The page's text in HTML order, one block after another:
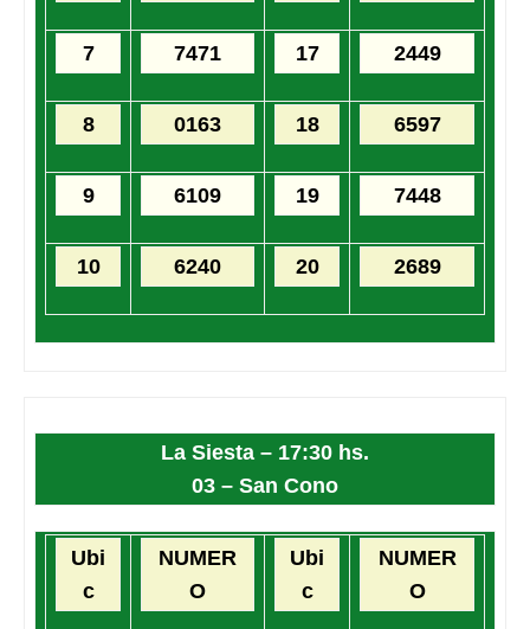
7 7471 17 2449
8 0163 18 6597
9 6109 19 7448
10 6240 20 2689
La Siesta – 17:30 hs.
03 – San Cono
Ubi
c
NUMER
O
Ubi
c
NUMER
O